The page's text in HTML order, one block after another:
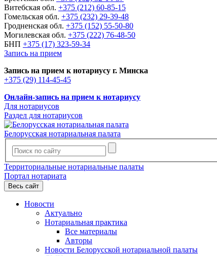
Витебская обл. +375 (212) 60-85-15
Гомельская обл. +375 (232) 29-39-48
Гродненская обл. +375 (152) 55-50-80
Могилевская обл. +375 (222) 76-48-50
БНП +375 (17) 323-59-34
Запись на прием
Запись на прием к нотариусу г. Минска
+375 (29) 114-45-45
Онлайн-запись на прием к нотариусу
Для нотариусов
Раздел для нотариусов
Белорусская нотариальная палата
Территориальные нотариальные палаты
Портал нотариата
Весь сайт
Новости
Актуально
Нотариальная практика
Все материалы
Авторы
Новости Белорусской нотариальной палаты